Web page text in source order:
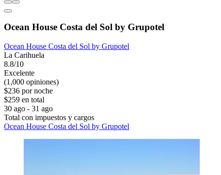
Ocean House Costa del Sol by Grupotel
Ocean House Costa del Sol by Grupotel
La Carihuela
8.8/10
Excelente
(1,000 opiniones)
$236 por noche
$259 en total
30 ago - 31 ago
Total con impuestos y cargos
Ocean House Costa del Sol by Grupotel